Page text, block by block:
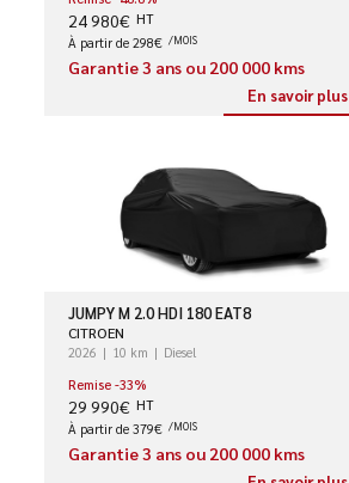
24 980€ HT
À partir de 298€ /MOIS
Garantie 3 ans ou 200 000 kms
En savoir plus
JUMPY M 2.0 HDI 180 EAT8
CITROEN
2026 10 km
Diesel
Remise -33%
29 990€ HT
À partir de 379€ /MOIS
Garantie 3 ans ou 200 000 kms